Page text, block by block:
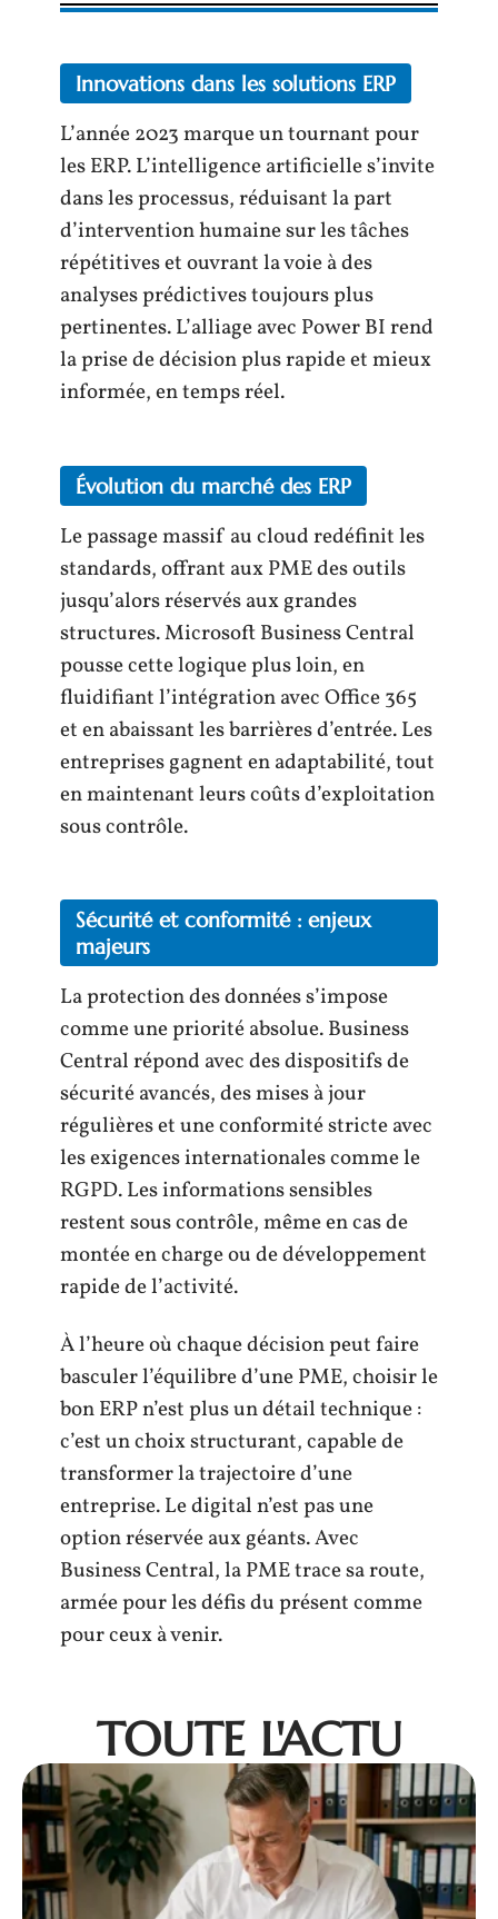
Innovations dans les solutions ERP
L’année 2023 marque un tournant pour
les ERP. L’intelligence artificielle s’invite
dans les processus, réduisant la part
d’intervention humaine sur les tâches
répétitives et ouvrant la voie à des
analyses prédictives toujours plus
pertinentes. L’alliage avec Power BI rend
la prise de décision plus rapide et mieux
informée, en temps réel.
Évolution du marché des ERP
Le passage massif au cloud redéfinit les
standards, offrant aux PME des outils
jusqu’alors réservés aux grandes
structures. Microsoft Business Central
pousse cette logique plus loin, en
fluidifiant l’intégration avec Office 365
et en abaissant les barrières d’entrée. Les
entreprises gagnent en adaptabilité, tout
en maintenant leurs coûts d’exploitation
sous contrôle.
Sécurité et conformité : enjeux
majeurs
La protection des données s’impose
comme une priorité absolue. Business
Central répond avec des dispositifs de
sécurité avancés, des mises à jour
régulières et une conformité stricte avec
les exigences internationales comme le
RGPD. Les informations sensibles
restent sous contrôle, même en cas de
montée en charge ou de développement
rapide de l’activité.
À l’heure où chaque décision peut faire
basculer l’équilibre d’une PME, choisir le
bon ERP n’est plus un détail technique :
c’est un choix structurant, capable de
transformer la trajectoire d’une
entreprise. Le digital n’est pas une
option réservée aux géants. Avec
Business Central, la PME trace sa route,
armée pour les défis du présent comme
pour ceux à venir.
TOUTE L'ACTU